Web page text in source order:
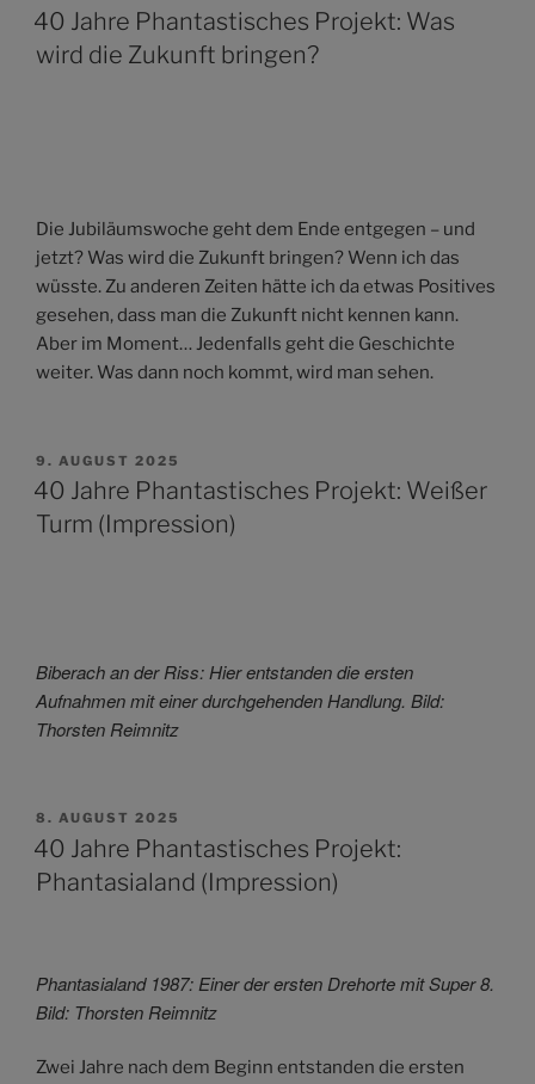
AM
40 Jahre Phantastisches Projekt: Was
wird die Zukunft bringen?
Die Jubiläumswoche geht dem Ende entgegen – und
jetzt? Was wird die Zukunft bringen? Wenn ich das
wüsste. Zu anderen Zeiten hätte ich da etwas Positives
gesehen, dass man die Zukunft nicht kennen kann.
Aber im Moment… Jedenfalls geht die Geschichte
weiter. Was dann noch kommt, wird man sehen.
VERÖFFENTLICHT
AM
9. AUGUST 2025
40 Jahre Phantastisches Projekt: Weißer
Turm (Impression)
Biberach an der Riss: Hier entstanden die ersten
Aufnahmen mit einer durchgehenden Handlung. Bild:
Thorsten Reimnitz
VERÖFFENTLICHT
AM
8. AUGUST 2025
40 Jahre Phantastisches Projekt:
Phantasialand (Impression)
Phantasialand 1987: Einer der ersten Drehorte mit Super 8.
Bild: Thorsten Reimnitz
Zwei Jahre nach dem Beginn entstanden die ersten